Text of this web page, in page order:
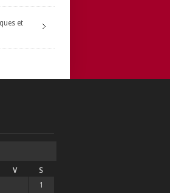
et
V
S
1